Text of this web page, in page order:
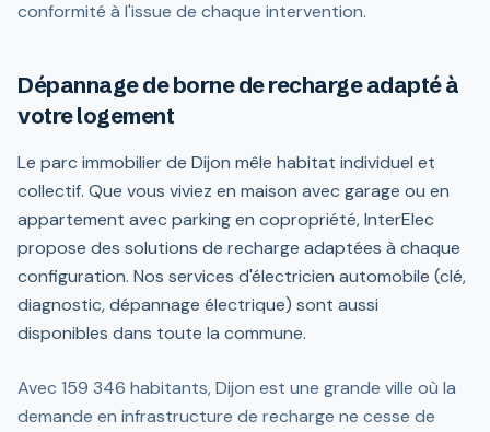
conformité à l'issue de chaque intervention.
Dépannage de borne de recharge adapté à
votre logement
Le parc immobilier de Dijon mêle habitat individuel et
collectif. Que vous viviez en maison avec garage ou en
appartement avec parking en copropriété, InterElec
propose des solutions de recharge adaptées à chaque
configuration. Nos services d'électricien automobile (clé,
diagnostic, dépannage électrique) sont aussi
disponibles dans toute la commune.
Avec 159 346 habitants, Dijon est une grande ville où la
demande en infrastructure de recharge ne cesse de